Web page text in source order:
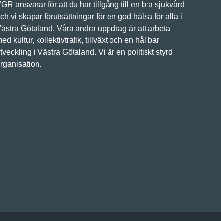
ansvarar för att du har tillgång till en bra sjukvård
vi skapar förutsättningar för en god hälsa för alla i
Götaland. Våra andra uppdrag är att arbeta
kultur, kollektivtrafik, tillväxt och en hållbar
i Västra Götaland. Vi är en politiskt styrd